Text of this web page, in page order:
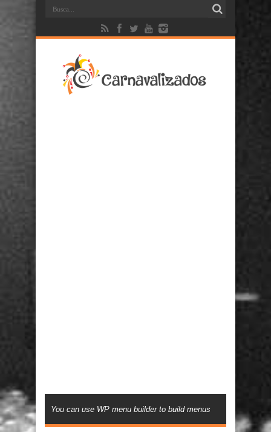
You can use WP menu builder to build menus